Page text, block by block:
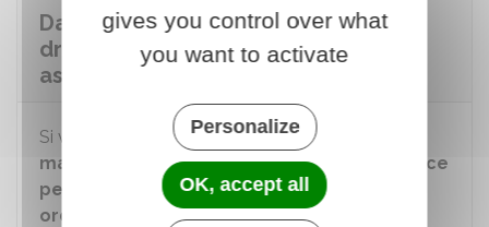
Dans quel cas le fonctionnaire a-t-il
droit à la majoration spéciale pour
assistance d'une tierce personne ?
Si vous êtes dans l'obligation d'avoir recours
manière constanteà l'assistance d'une tierce
personne pour accomplir les actes
ordinaires de la vie, vous avez droit à une
gives you control over what
you want to activate
Personalize
OK, accept all